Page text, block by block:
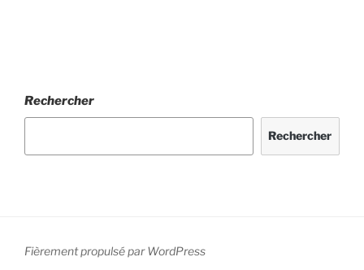
Rechercher
Rechercher
Fièrement propulsé par WordPress